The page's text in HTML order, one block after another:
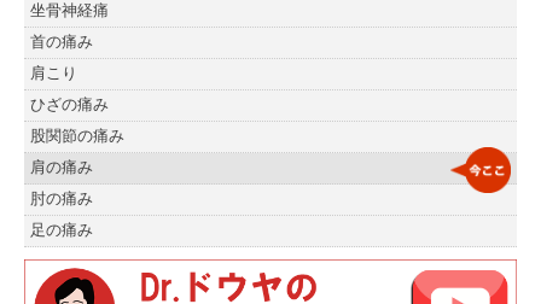
坐骨神経痛
首の痛み
肩こり
ひざの痛み
股関節の痛み
肩の痛み
肘の痛み
足の痛み